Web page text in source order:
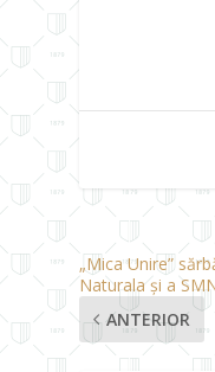
„Mica Unire”
Naturala și a
ANTERIOR